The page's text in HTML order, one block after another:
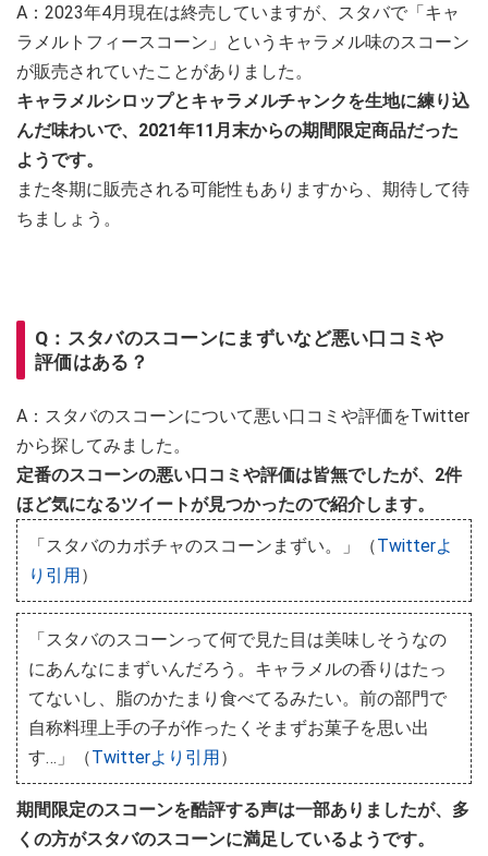
A：2023年4月現在は終売していますが、スタバで「キャ
ラメルトフィースコーン」というキャラメル味のスコーン
が販売されていたことがありました。
キャラメルシロップとキャラメルチャンクを生地に練り込
んだ味わいで、2021年11月末からの期間限定商品だった
ようです。
また冬期に販売される可能性もありますから、期待して待
ちましょう。
Q：スタバのスコーンにまずいなど悪い口コミや
評価はある？
A：スタバのスコーンについて悪い口コミや評価をTwitter
から探してみました。
定番のスコーンの悪い口コミや評価は皆無でしたが、2件
ほど気になるツイートが見つかったので紹介します。
「スタバのカボチャのスコーンまずい。」（Twitterよ
り引用）
「スタバのスコーンって何で見た目は美味しそうなの
にあんなにまずいんだろう。キャラメルの香りはたっ
てないし、脂のかたまり食べてるみたい。前の部門で
自称料理上手の子が作ったくそまずお菓子を思い出
す…」（Twitterより引用）
期間限定のスコーンを酷評する声は一部ありましたが、多
くの方がスタバのスコーンに満足しているようです。